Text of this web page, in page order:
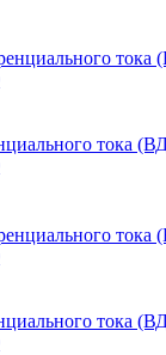
тока
тока